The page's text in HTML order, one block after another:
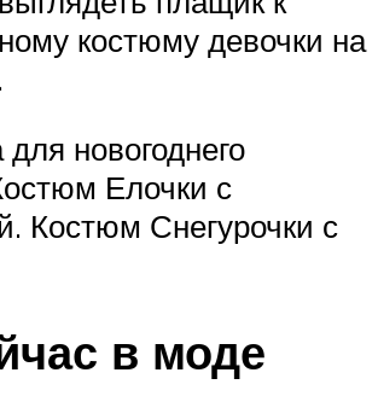
костюму девочки на
новогоднего
Елочки с
Костюм Снегурочки с
в моде